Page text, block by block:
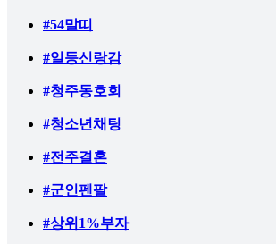
#54말띠
#일등신랑감
#청주동호회
#청소년채팅
#전주결혼
#군인펜팔
#상위1%부자